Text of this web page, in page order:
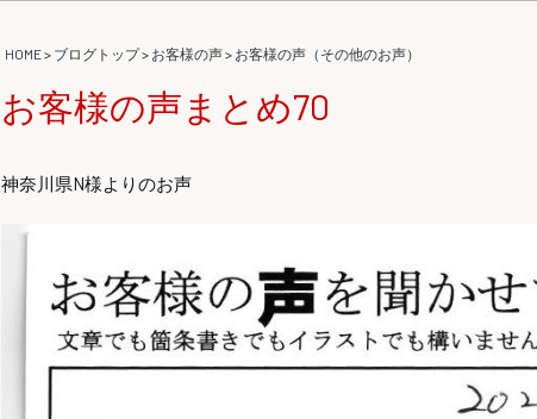
HOME> ブログトップ> お客様の声> お客様の声（その他のお声）
お客様の声まとめ70
神奈川県N様よりのお声